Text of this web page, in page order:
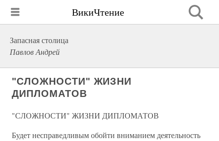
ВикиЧтение
Запасная столица
Павлов Андрей
"СЛОЖНОСТИ" ЖИЗНИ
ДИПЛОМАТОВ
"СЛОЖНОСТИ" ЖИЗНИ ДИПЛОМАТОВ
Будет несправедливым обойти вниманием деятельность